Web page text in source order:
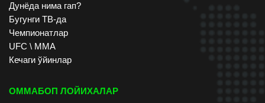
Дунёда нима гап?
Бугунги ТВ-да
Чемпионатлар
UFC \ ММА
Кечаги ўйинлар
ОММАБОП ЛОЙИХАЛАР